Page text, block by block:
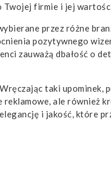
Twojej firmie i jej
przez różne
pozytywnego
zauważą dbałość o
taki
ale również
i jakość, które